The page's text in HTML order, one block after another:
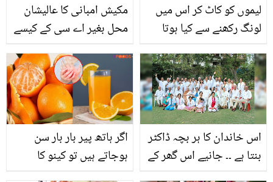
مکیش امبانی کا عالیشان
محل بغیر اے سی کے کیسے
دنگ رہ جائیں گے
لیموں کو کاٹ کر اس میں
لونگ رکھنے سے کیا ہوتا
استعمال کرنا شروع کر دیں
گے
اگر ہاتھ پیر بار بار سن
ہوجاتے ہیں تو کینو کا
اس خاندان کا ہر بچہ ڈاکٹر
بنتا ہے ۔۔ جانیے اس گھر کے